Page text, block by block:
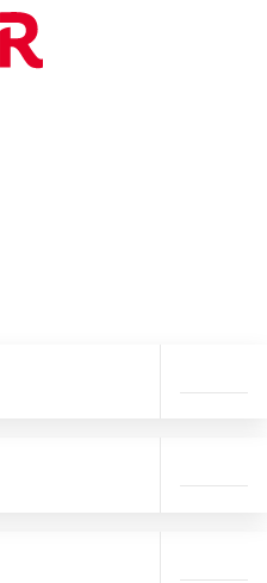
OFERTE DE NERATAT